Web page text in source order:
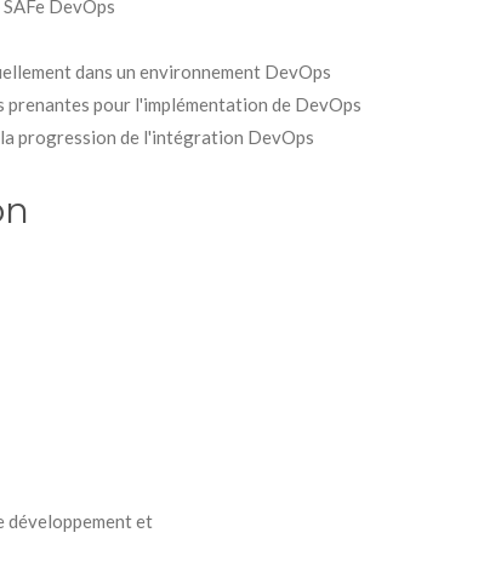
DevOps
dans un environnement DevOps
pour l'implémentation de DevOps
progression de l'intégration DevOps
et